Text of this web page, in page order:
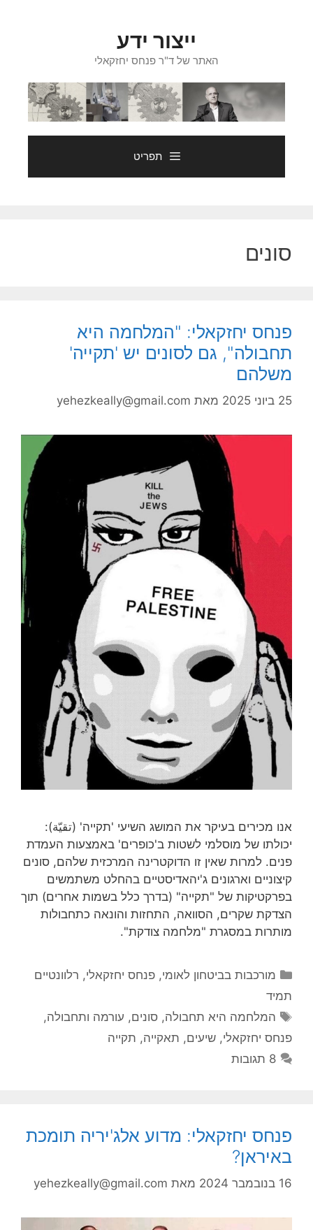
ייצור ידע
האתר של ד"ר פנחס יחזקאלי
תפריט
סונים
פנחס יחזקאלי: "המלחמה היא
תחבולה", גם לסונים יש 'תקייה'
משלהם
25 ביוני 2025 מאת yehezkeally@gmail.com
אנו מכירים בעיקר את המושג השיעי 'תקייה' (تقيّة):
יכולתו של מוסלמי לשטות ב'כופרים' באמצעות העמדת
פנים. למרות שאין זו הדוקטרינה המרכזית שלהם, סונים
קיצוניים וארגונים ג'יהאדיסטיים בהחלט משתמשים
בפרקטיקות של "תקייה" (בדרך כלל בשמות אחרים) תוך
הצדקת שקרים, הסוואה, התחזות והונאה כתחבולות
מותרות במסגרת "מלחמה צודקת".
קטגוריות
מורכבות בביטחון לאומי,פנחס יחזקאלי, רלוונטיים
תמיד
תגיות
המלחמה היא תחבולה,סונים, עורמה ותחבולה,
פנחס יחזקאלי, שיעים, תאקייה, תקייה
8 תגובות
פנחס יחזקאלי: מדוע אלג'יריה תומכת
באיראן?
16 בנובמבר 2024 מאת yehezkeally@gmail.com